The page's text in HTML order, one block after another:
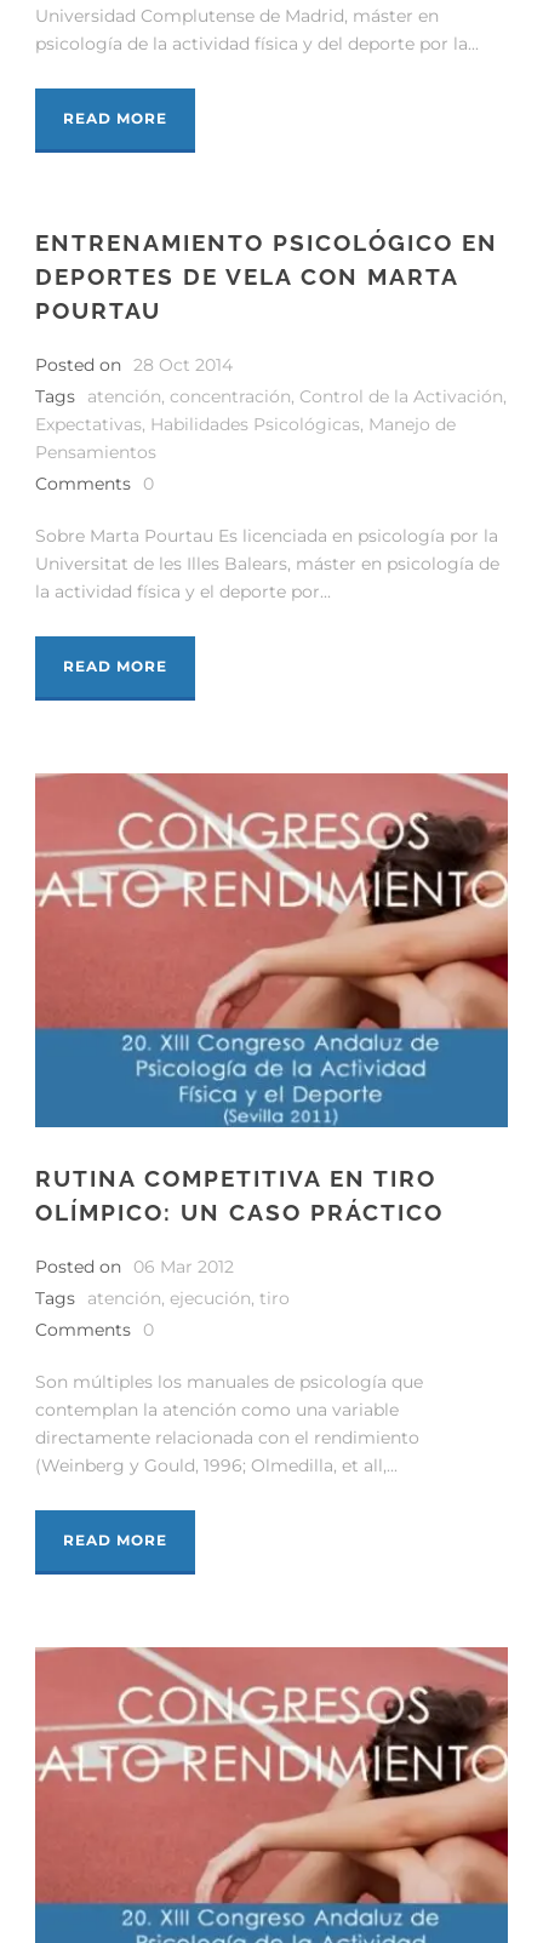
Universidad Complutense de Madrid, máster en
psicología de la actividad física y del deporte por la...
READ MORE
ENTRENAMIENTO PSICOLÓGICO EN
DEPORTES DE VELA CON MARTA
POURTAU
Posted on 28 Oct 2014
Tags
atención, concentración, Control de la Activación,
Expectativas, Habilidades Psicológicas, Manejo de
Pensamientos
Comments
0
Sobre Marta Pourtau Es licenciada en psicología por la
Universitat de les Illes Balears, máster en psicología de
la actividad física y el deporte por...
READ MORE
RUTINA COMPETITIVA EN TIRO
OLÍMPICO: UN CASO PRÁCTICO
Posted on
06 Mar 2012
Tags
atención, ejecución, tiro
Comments
0
Son múltiples los manuales de psicología que
contemplan la atención como una variable
directamente relacionada con el rendimiento
(Weinberg y Gould, 1996; Olmedilla, et all,...
READ MORE